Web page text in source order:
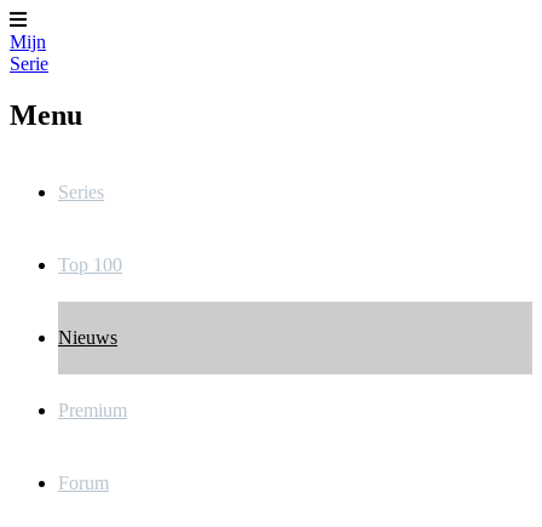
Mijn
Serie
Menu
Series
Top 100
Nieuws
Premium
Forum